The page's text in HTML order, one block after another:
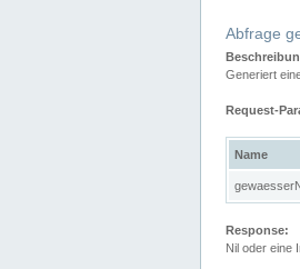
Abfrage
Generiert
Request-
Name
Response:
Nil oder eine